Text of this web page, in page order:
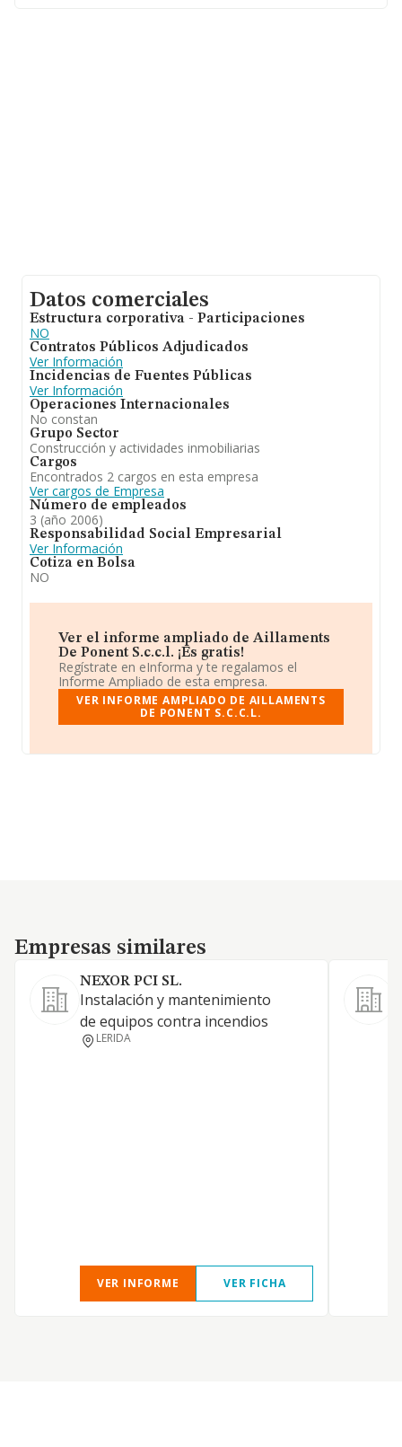
Datos comerciales
Estructura corporativa - Participaciones
NO
Contratos Públicos Adjudicados
Ver Información
Incidencias de Fuentes Públicas
Ver Información
Operaciones Internacionales
No constan
Grupo Sector
Construcción y actividades inmobiliarias
Cargos
Encontrados 2 cargos en esta empresa
Ver cargos de Empresa
Número de empleados
3 (año 2006)
Responsabilidad Social Empresarial
Ver Información
Cotiza en Bolsa
NO
Ver el informe ampliado de Aillaments
De Ponent S.c.c.l. ¡Es gratis!
Regístrate en eInforma y te regalamos el
Informe Ampliado de esta empresa.
VER INFORME AMPLIADO DE AILLAMENTS
DE PONENT S.C.C.L.
Empresas similares
Empresas similares
NEXOR PCI SL.
Instalación y mantenimiento
de equipos contra incendios
LERIDA
VER INFORME VER FICHA